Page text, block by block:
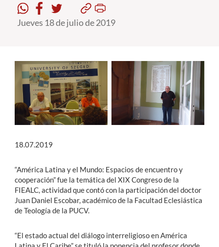
Alumni
Jueves 18 de julio de 2019
18.07.2019
“América Latina y el Mundo: Espacios de encuentro y
cooperación” fue la temática del XIX Congreso de la
FIEALC, actividad que contó con la participación del doctor
Juan Daniel Escobar, académico de la Facultad Eclesiástica
de Teología de la PUCV.
“El estado actual del diálogo interreligioso en América